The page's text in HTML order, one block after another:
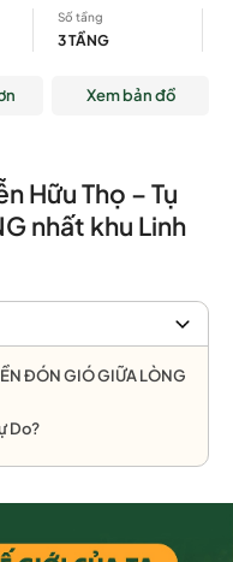
Số tầng
3 TẦNG
Xem bản đồ
Hữu Thọ – Tụ
nhất khu Linh
ĐÓN GIÓ GIỮA LÒNG
Do?